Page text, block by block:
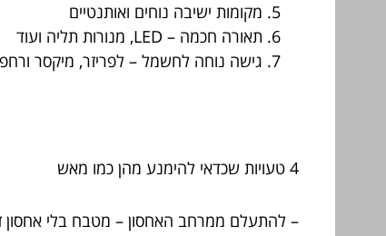
מקומות ישיבה נוחים ואותנטיים
תאורה חכמה – LED, מנורות תליה ועוד
גישה נוחה לחשמל – לפריזר, מיקסר
4 טעויות שכדאי להימנע מהן כמו מאש
– להתעלם ממרחב האחסון – מטבח בלי אחסון